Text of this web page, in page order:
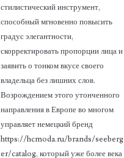
стилистический инструмент,
способный мгновенно повысить
градус элегантности,
скорректировать пропорции лица и
заявить о тонком вкусе своего
владельца без лишних слов.
Возрождением этого утонченного
направления в Европе во многом
управляет немецкий бренд
https://hcmoda.ru/brands/seeberg
er/catalog, который уже более века